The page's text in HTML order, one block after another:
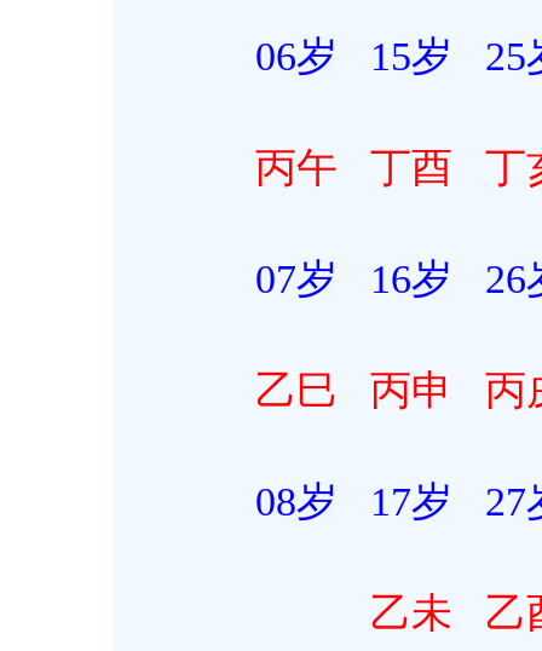
06岁 15岁 25岁
丙午 丁酉 丁
07岁 16岁 26岁
乙巳 丙申 丙
08岁 17岁 27岁
乙未 乙